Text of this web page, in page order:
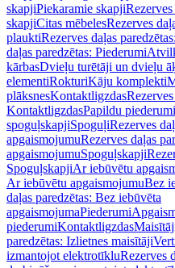
skapjiPiekaramie skapji
skapjiCitas mēbelesRezerves
plauktiRezerves daļas
daļas paredzētas: Piederumi
kārbasDvieļu turētāji un dvieļu
elementiRokturiKāju komplekti
plāksnesKontaktligzdas
KontaktligzdasPapildu piederumi
spoguļskapjiSpoguļiRezerves
apgaismojumuRezerves daļas
apgaismojumuSpoguļskapji
SpoguļskapjiAr iebūvētu
Ar iebūvētu apgaismojumuBez
daļas paredzētas: Bez iebūvēta
apgaismojumaPiederumi
piederumiKontaktligzdas
paredzētas: Izlietnes maisītāji
izmantojot elektrotīkluRezerves